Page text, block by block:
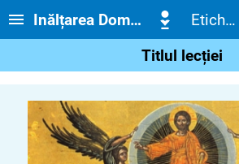
Inălțarea Domnului
Etichetă
Titlul lecției